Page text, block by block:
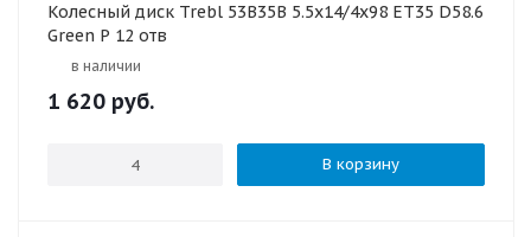
Колесный диск Trebl 53B35B 5.5x14/4x98 ET35 D58.6
Green P 12 отв
в наличии
1 620 руб.
В корзину